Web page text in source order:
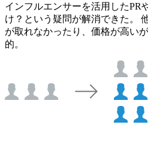
インフルエンサーを活用したPR
け？という疑問が解消できた。
が取れなかったり、価格が高い
的。